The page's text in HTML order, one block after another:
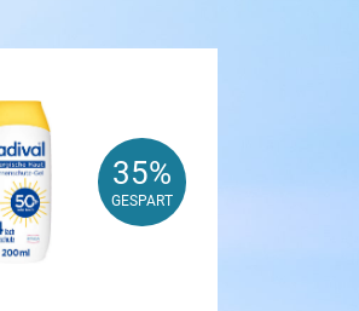
35%
GESPART
35%
GESPART